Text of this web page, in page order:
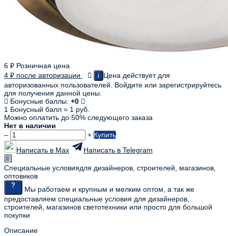
6 ₽ Розничная цена
4 ₽ после авторизации i
Цена действует для
авторизованных пользователей. Войдите или зарегистрируйтесь
для получения данной цены.
Бонусные баллы: +0
1 Бонусный балл = 1 руб.
Можно оплатить до 50% следующего заказа
Нет в наличии
–
+ Купить
Написать в Max
Написать в Telegram
Специальные условиядля дизайнеров, строителей, магазинов,
оптовиков
Мы работаем и крупным и мелким оптом, а так же
предоставляем специальные условия для дизайнеров,
строителей, магазинов светотехники или просто для большой
покупки
Описание